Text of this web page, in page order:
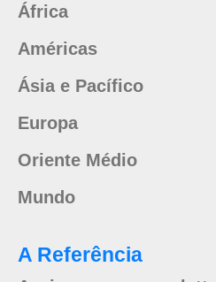
África
Américas
Ásia e Pacífico
Europa
Oriente Médio
Mundo
A Referência